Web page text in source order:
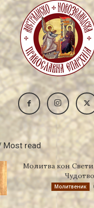
Most read
Молитва кон
Молитвеник